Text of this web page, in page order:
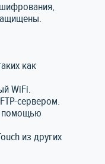
как
WiFi.
сервером.
помощью
из других